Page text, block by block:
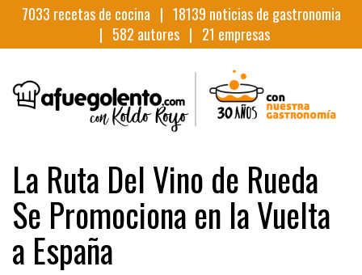
7033 recetas de cocina | 18139 noticias de gastronomia
| 582 autores | 21 empresas
La Ruta Del Vino de Rueda
Se Promociona en la Vuelta
a España